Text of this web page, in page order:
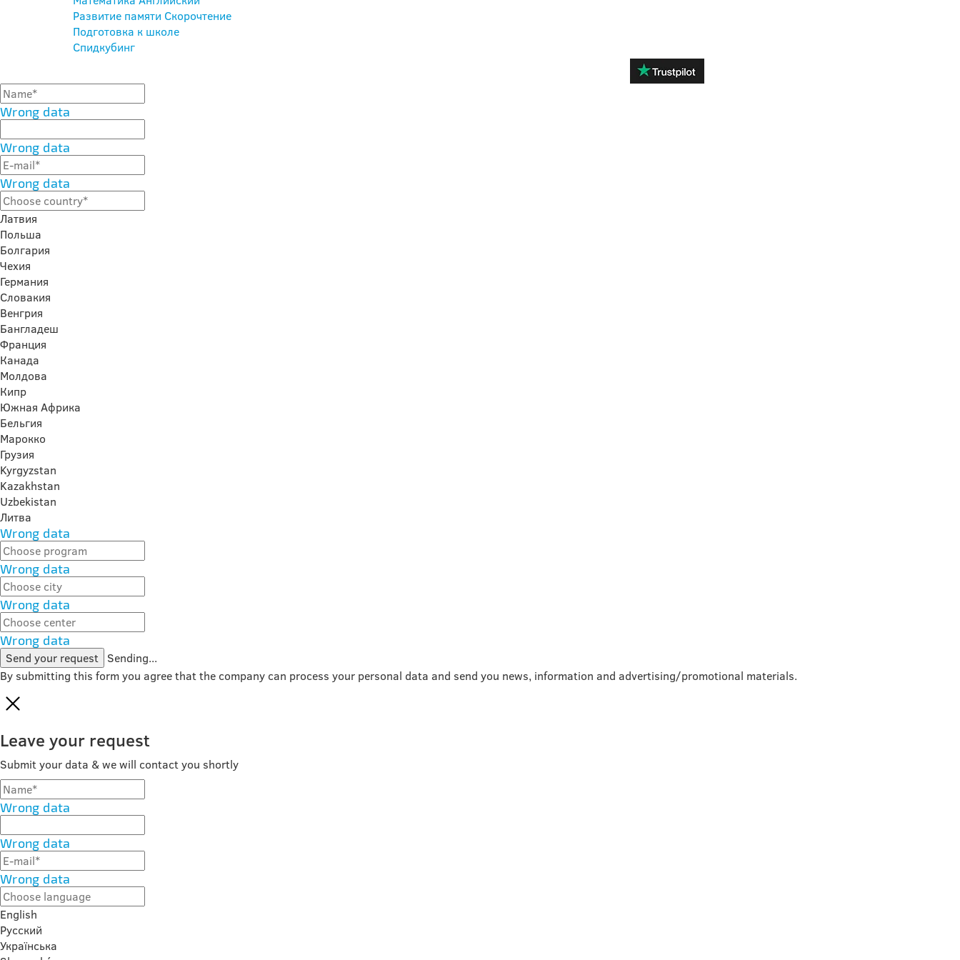
Развитие памяти Скорочтение
Подготовка к школе
Спидкубинг
Wrong data
Wrong data
Wrong data
Латвия
Польша
Болгария
Чехия
Германия
Словакия
Венгрия
Бангладеш
Франция
Канада
Молдова
Кипр
Южная Африка
Бельгия
Марокко
Грузия
Kyrgyzstan
Kazakhstan
Uzbekistan
Литва
Wrong data
Wrong data
Wrong data
Wrong data
Send your request Sending...
By submitting this form you agree that the company can process your personal data and send you news, information and advertising/promotional materials.
Leave your request
Submit your data & we will contact you shortly
Wrong data
Wrong data
Wrong data
English
Русский
Українська